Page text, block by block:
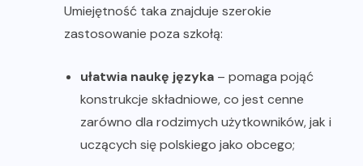
Umiejętność taka znajduje szerokie
zastosowanie poza szkołą:
ułatwia naukę języka – pomaga pojąć
konstrukcje składniowe, co jest cenne
zarówno dla rodzimych użytkowników, jak i
uczących się polskiego jako obcego;